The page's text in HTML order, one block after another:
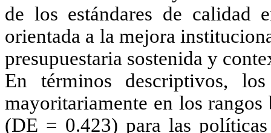
de los estándares de
orientada a la mejora
presupuestaria sostenida y
En términos descriptivos,
mayoritariamente en los
(DE = 0.423) para las